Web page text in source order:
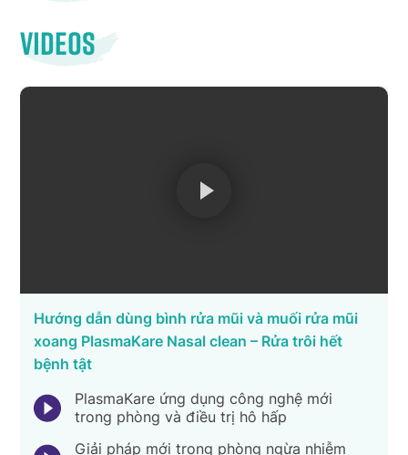
Videos
Hướng dẫn dùng bình rửa mũi và muối rửa mũi
xoang PlasmaKare Nasal clean – Rửa trôi hết
bệnh tật
PlasmaKare ứng dụng công nghệ mới
trong phòng và điều trị hô hấp
Giải pháp mới trong phòng ngừa nhiễm